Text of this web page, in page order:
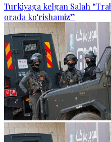
Turkiyaga kelgan Salah
orada ko‘rishamiz”